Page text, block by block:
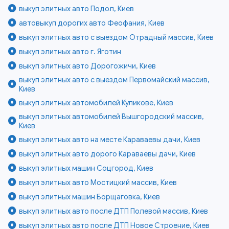
выкуп элитных авто Подол, Киев
автовыкуп дорогих авто Феофания, Киев
выкуп элитных авто с выездом Отрадный массив, Киев
выкуп элитных авто г. Яготин
выкуп элитных авто Дорогожичи, Киев
выкуп элитных авто с выездом Первомайский массив,
Киев
выкуп элитных автомобилей Куликове, Киев
выкуп элитных автомобилей Вышгородский массив,
Киев
выкуп элитных авто на месте Караваевы дачи, Киев
выкуп элитных авто дорого Караваевы дачи, Киев
выкуп элитных машин Соцгород, Киев
выкуп элитных авто Мостицкий массив, Киев
выкуп элитных машин Борщаговка, Киев
выкуп элитных авто после ДТП Полевой массив, Киев
выкуп элитных авто после ДТП Новое Строение, Киев